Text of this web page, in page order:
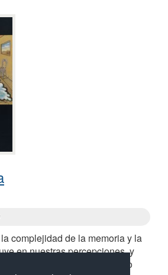
complejidad de la memoria y la
en nuestras percepciones, y
de los personajes y cómo